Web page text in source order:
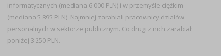
informatycznych (mediana 6 000 PLN) i w przemyśle ciężkim
(mediana 5 895 PLN). Najmniej zarabiali pracownicy działów
personalnych w sektorze publicznym. Co drugi z nich zarabiał
poniżej 3 250 PLN.